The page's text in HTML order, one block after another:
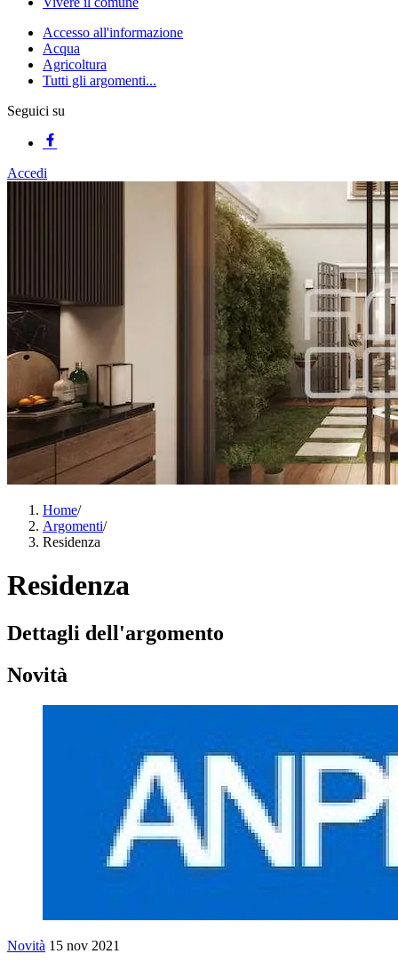
Accesso all'informazione
Acqua
Agricoltura
Tutti gli argomenti...
Seguici su
Accedi
Home/
Argomenti/
Residenza
Residenza
Dettagli dell'argomento
Novità
Novità 15 nov 2021